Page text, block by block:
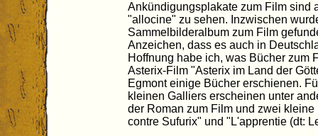
Ankündigungsplakate zum Film sind
"allocine" zu sehen. Inzwischen
Sammelbilderalbum zum Film
Anzeichen, dass es auch in
Hoffnung habe ich, was Bücher zum
Asterix-Film "Asterix im Land der
Egmont einige Bücher erschienen.
kleinen Galliers erscheinen unter
der Roman zum Film und zwei
contre Sufurix" und "L'apprentie (dt: